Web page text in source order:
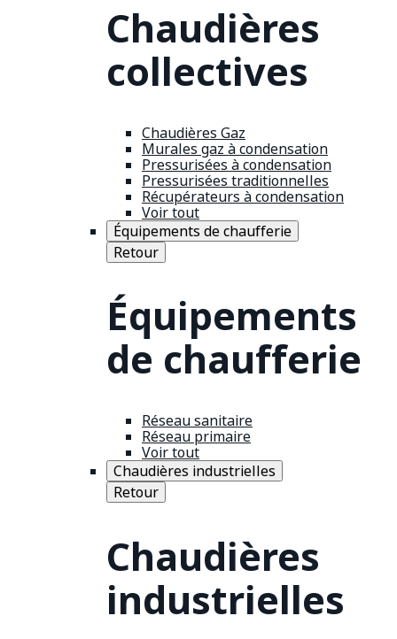
Chaudières
collectives
Chaudières Gaz
Murales gaz à condensation
Pressurisées à condensation
Pressurisées traditionnelles
Récupérateurs à condensation
Voir tout
Équipements de chaufferie
Retour
Équipements
de chaufferie
Réseau sanitaire
Réseau primaire
Voir tout
Chaudières industrielles
Retour
Chaudières
industrielles